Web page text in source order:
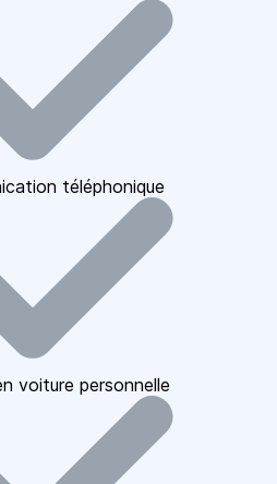
téléphonique
voiture personnelle